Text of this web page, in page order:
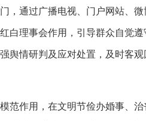
通过广播电视、门户网站、微
白理事会作用，引导群众自觉
舆情研判及应对处置，及时客
作用，在文明节俭办婚事、治